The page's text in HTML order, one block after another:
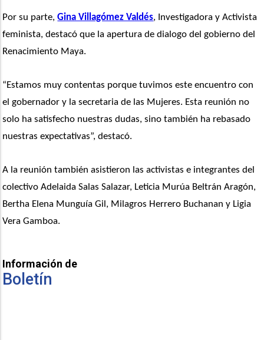
Por su parte, Gina Villagómez Valdés, Investigadora y Activista
feminista, destacó que la apertura de dialogo del gobierno del
Renacimiento Maya.
“Estamos muy contentas porque tuvimos este encuentro con
el gobernador y la secretaria de las Mujeres. Esta reunión no
solo ha satisfecho nuestras dudas, sino también ha rebasado
nuestras expectativas”, destacó.
A la reunión también asistieron las activistas e integrantes del
colectivo Adelaida Salas Salazar, Leticia Murúa Beltrán Aragón,
Bertha Elena Munguía Gil, Milagros Herrero Buchanan y Ligia
Vera Gamboa.
Información de
Boletín